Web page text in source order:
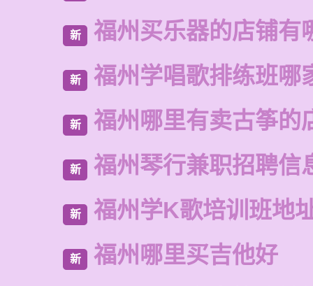
新 福州买乐器的店铺有
新 福州学唱歌排练班哪
新 福州哪里有卖古筝的
新 福州琴行兼职招聘信
新 福州学K歌培训班地
新 福州哪里买吉他好